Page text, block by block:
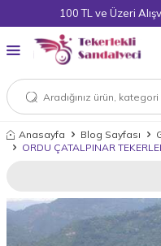
100 TL ve Üzeri
Anasayfa Blog Sayfası
ORDU ÇATALPINAR